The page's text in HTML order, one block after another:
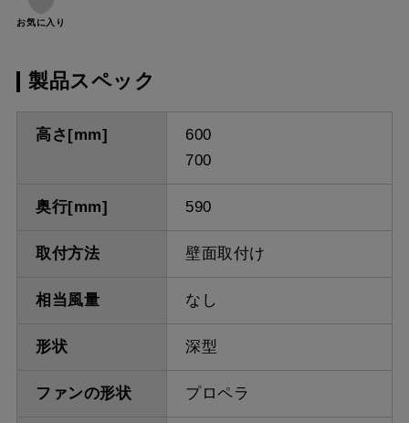
お気に入り
製品スペック
高さ[mm]
600
700
奥行[mm] 590
取付方法 壁面取付け
相当風量 なし
形状 深型
ファンの形状 プロペラ